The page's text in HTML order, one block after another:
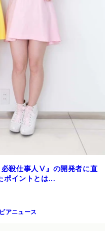
殺仕事人Ⅴ』の開発者に直
ポイントとは…
アニュース